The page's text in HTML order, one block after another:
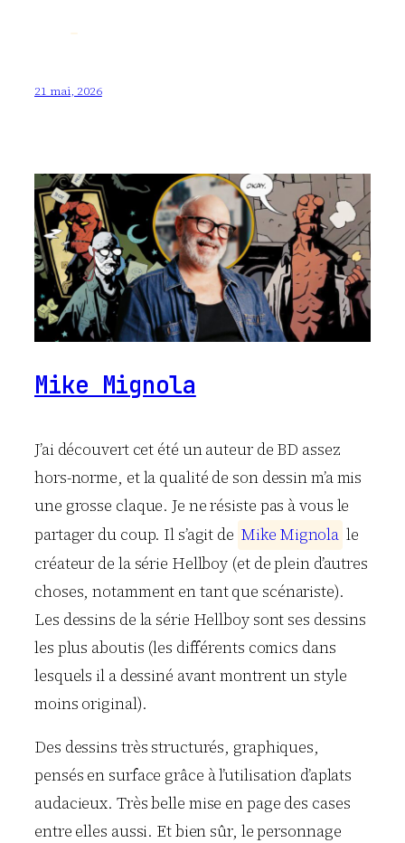
21 mai, 2026
Mike Mignola
J’ai découvert cet été un auteur de BD assez
hors-norme, et la qualité de son dessin m’a mis
une grosse claque. Je ne résiste pas à vous le
partager du coup. Il s’agit de Mike Mignola le
créateur de la série Hellboy (et de plein d’autres
choses, notamment en tant que scénariste).
Les dessins de la série Hellboy sont ses dessins
les plus aboutis (les différents comics dans
lesquels il a dessiné avant montrent un style
moins original).
Des dessins très structurés, graphiques,
pensés en surface grâce à l’utilisation d’aplats
audacieux. Très belle mise en page des cases
entre elles aussi. Et bien sûr, le personnage